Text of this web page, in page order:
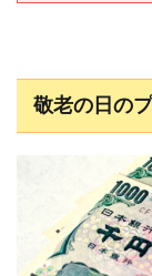
敬老の日の